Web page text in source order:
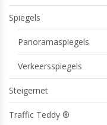
Spiegels
Panoramaspiegels
Verkeersspiegels
Steigernet
Traffic Teddy ®